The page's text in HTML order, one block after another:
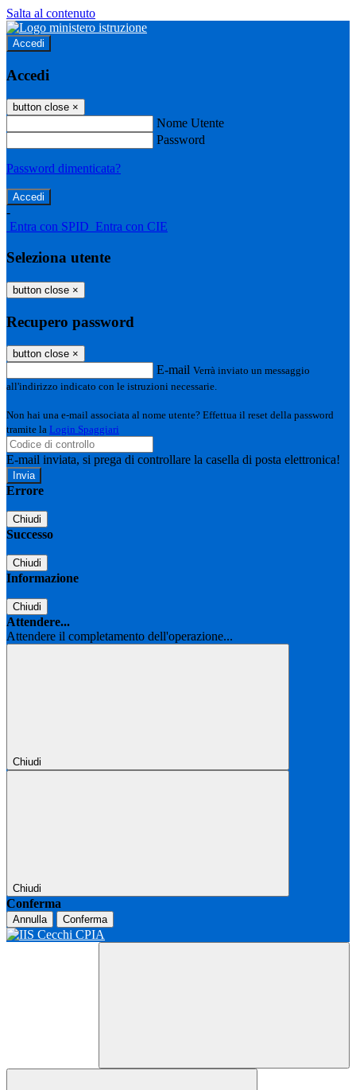
Salta al contenuto
Accedi
Accedi
button close ×
Nome Utente
Password
Password dimenticata?
-
Entra con SPID Entra con CIE
Seleziona utente
button close ×
Recupero password
button close ×
E-mail Verrà inviato un messaggio
all'indirizzo indicato con le istruzioni necessarie.
Non hai una e-mail associata al nome utente? Effettua il reset della password
tramite la Login Spaggiari
E-mail inviata, si prega di controllare la casella di posta elettronica!
Errore
Chiudi
Successo
Chiudi
Informazione
Chiudi
Attendere...
Attendere il completamento dell'operazione...
Chiudi
Chiudi
Conferma
Annulla Conferma